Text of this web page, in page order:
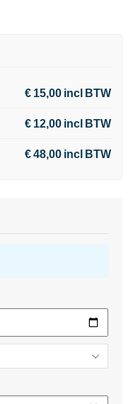
€ 15,00 incl BTW
€ 12,00 incl BTW
€ 48,00 incl BTW